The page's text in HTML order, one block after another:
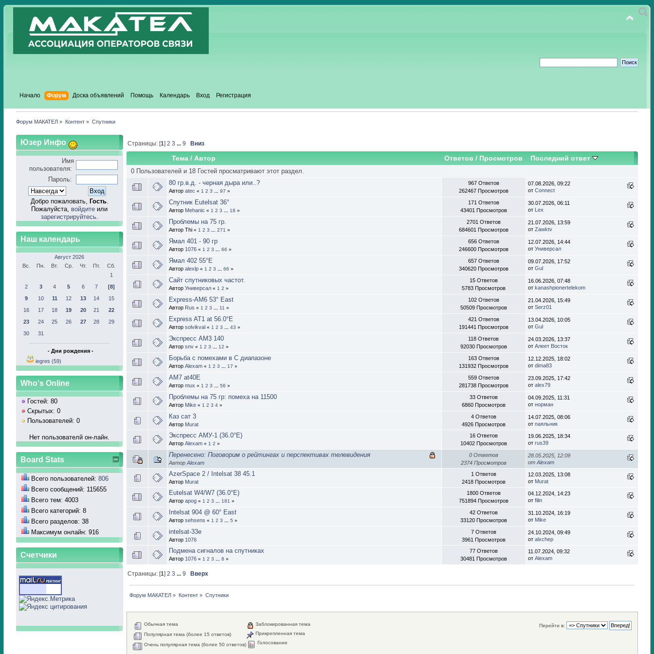
Начало Форум Доска объявлений Помощь Календарь Вход Регистрация
Форум МАКАТЕЛ » Контент » Спутники
Юзер Инфо
Имя
пользователя:
Пароль:
Добро пожаловать, Гость.
Пожалуйста, войдите или
зарегистрируйтесь.
Наш календарь
Август 2026
Вс.
Пн. Вт. Ср. Чт. Пт.
Сб.
1
2
3 4 5 6 7
[8]
9
10 11 12 13 14
15
16
17 18 19 20 21
22
23
24 25 26 27 28
29
30
31
- Дни рождения -
iegres (59)
Who's Online
Гостей: 80
Скрытых: 0
Пользователей: 0
Нет пользователй он-лайн.
Board Stats
Всего пользователей:806
Всего сообщений: 115655
Всего тем: 4003
Всего категорий: 8
Всего разделов: 38
Максимум онлайн: 916
Счетчики
Страницы: [1]2 3 ...9 Вниз
Тема/ Автор Ответов / Просмотров Последний ответ
0 Пользователей и 18 Гостей просматривают этот раздел.
80 гр.в.д. - черная дыра или..?
Автор atec « 1 2 3 ... 97 »
967 Ответов
262467 Просмотров
07.08.2026, 09:22
от Connect
Спутник Eutelsat 36°
Автор Mehanic « 1 2 3 ... 18 »
171 Ответов
43401 Просмотров
30.07.2026, 06:11
от
Lex
Проблемы на 75 гр.
Автор Thi « 1 2 3 ... 271 »
2701 Ответов
684601 Просмотров
21.07.2026, 13:59
от Zawktv
Ямал 401 - 90 гр
Автор 1076 « 1 2 3 ... 66 »
656 Ответов
246600 Просмотров
12.07.2026, 14:44
от Универсал
Ямал 402 55°Е
Автор alexlp « 1 2 3 ... 66 »
657 Ответов
340620 Просмотров
09.07.2026, 17:52
от Gul
Сайт спутниковых частот.
Автор Универсал « 1 2 »
15 Ответов
5783 Просмотров
16.06.2026, 07:48
от kanashpionertelekom
Express-AM6 53° East
Автор Rus « 1 2 3 ... 11 »
102 Ответов
50509 Просмотров
21.04.2026, 15:49
от Serz01
Express AT1 at 56.0°E
Автор solvikval « 1 2 3 ... 43 »
421 Ответов
191441 Просмотров
13.04.2026, 10:05
от Gul
Экспресс АМ3 140
Автор snv « 1 2 3 ... 12 »
118 Ответов
92030 Просмотров
24.03.2026, 13:37
от Алеет Восток
Борьба с помехами в С диапазоне
Автор Alexam « 1 2 3 ... 17 »
163 Ответов
131932 Просмотров
12.12.2025, 18:02
от dima83
AM7 at40E
Автор mux « 1 2 3 ... 56 »
559 Ответов
281738 Просмотров
23.09.2025, 17:42
от alex79
Проблемы на 75 гр: помеха на 11500
Автор Mike « 1 2 3 4»
33 Ответов
6860 Просмотров
04.09.2025, 11:31
от норман
Каз сат 3
Автор Murat
4 Ответов
4926 Просмотров
14.07.2025, 08:06
от паяльник
Экспресс АМУ-1 (36.0°E)
Автор Alexam « 1 2 »
16 Ответов
10402 Просмотров
19.06.2025, 18:34
от rus39
Перенесено: Поговорим о рейтингах и перспективах телевидения
Автор Alexam
0 Ответов
2374 Просмотров
28.05.2025, 12:09
от Alexam
AzerSpace 2 / Intelsat 38 45.1
Автор Murat
1 Ответов
2418 Просмотров
12.03.2025, 13:08
от Murat
Eutelsat W4/W7 (36.0°E)
Автор apog « 1 2 3 ... 181 »
1800 Ответов
751894 Просмотров
04.12.2024, 14:23
от filin
Intelsat 904 @ 60° East
Автор sehsens « 1 2 3 ... 5 »
42 Ответов
33120 Просмотров
31.10.2024, 16:19
от Mike
intelsat-33e
Автор 1076
7 Ответов
3961 Просмотров
24.10.2024, 09:49
от alxchep
Подмена сигналов на спутниках
Автор 1076 « 1 2 3 ... 8 »
77 Ответов
30481 Просмотров
11.07.2024, 09:32
от Alexam
Страницы: [1]2 3 ...9 Вверх
Форум МАКАТЕЛ » Контент » Спутники
Перейти в:
Обычная тема
Популярная тема (более 15 ответов)
Очень популярная тема (более 50 ответов)
Заблокированная тема
Прикрепленная тема
Голосование